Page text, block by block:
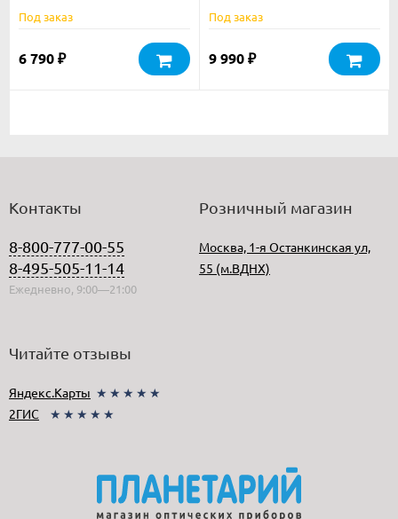
Под заказ
6 790 ₽
Под заказ
9 990 ₽
Контакты
8-800-777-00-55
8-495-505-11-14
Ежедневно, 9:00—21:00
Розничный магазин
Москва, 1-я Останкинская ул,
55 (м.ВДНХ)
Читайте отзывы
Яндекс.Карты ★★★★★
2ГИС
★★★★★